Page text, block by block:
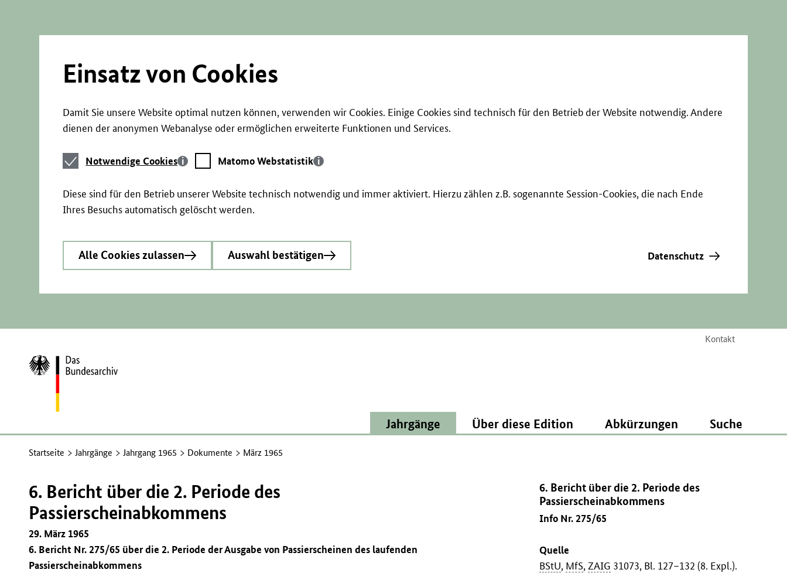
Einsatz von Cookies
Damit Sie unsere Website optimal nutzen können, verwenden wir Cookies. Einige Cookies sind technisch für den Betrieb der Website notwendig. Andere
dienen der anonymen Webanalyse oder ermöglichen erweiterte Funktionen und Services.
Notwendige
Cookies
Notwendige Cookies
Matomo
Webstatistik
Matomo Webstatistik
Diese sind für den Betrieb unserer Website technisch notwendig und immer aktiviert. Hierzu zählen z.B. sogenannte Session-Cookies, die nach Ende
Ihres Besuchs automatisch gelöscht werden.
Alle Cookies zulassen Auswahl bestätigen Datenschutz
Kontakt
Zur
Startseite
Jahrgänge Über diese Edition Abkürzungen Suche
Startseite Jahrgänge Jahrgang 1965 Dokumente März 1965
6. Bericht über die 2. Periode des
Passierscheinabkommens
Info Nr. 275/65
Quelle
BStU, MfS,ZAIG 31073, Bl. 127–132 (8. Expl.).
6. Bericht über die 2. Periode des
Passierscheinabkommens
29. März 1965
6. Bericht Nr. 275/65 über die 2. Periode der Ausgabe von Passierscheinen des laufenden
Passierscheinabkommens